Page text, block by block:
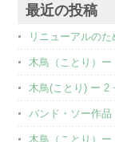
最近の投稿
リニューアルの
木鳥（ことり）ー
木鳥(ことり) ー 2
バンド・ソー作
木鳥（ことり）ー